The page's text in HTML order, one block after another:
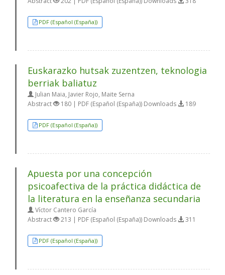
PDF (Español (España))
Euskarazko hutsak zuzentzen, teknologia
berriak baliatuz
Julian Maia, Javier Rojo, Maite Serna
Abstract
180 | PDF (Español (España)) Downloads 189
PDF (Español (España))
Apuesta por una concepción
psicoafectiva de la práctica didáctica de
la literatura en la enseñanza secundaria
Víctor Cantero García
Abstract
213 | PDF (Español (España)) Downloads 311
PDF (Español (España))